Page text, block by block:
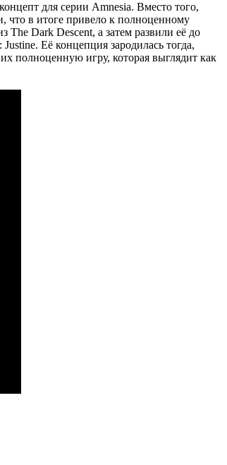
для серии Amnesia. Вместо того,
что в итоге привело к полноценному
The Dark Descent, а затем развили её до
Её концепция зародилась тогда,
полноценную игру, которая выглядит как